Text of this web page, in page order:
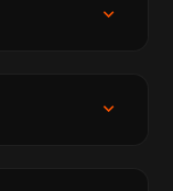
expand_more
expand_more